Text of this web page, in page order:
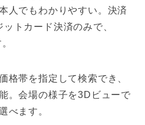
人でもわかりやすい。決済
トカード決済のみで、
格帯を指定して検索でき、
。会場の様子を3Dビューで
べます。